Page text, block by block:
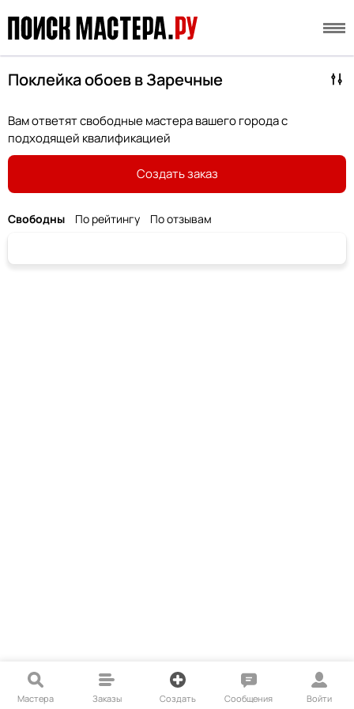
Поклейка обоев в Заречные
Вам ответят свободные мастера вашего города с
подходящей квалификацией
Создать заказ
Свободны По рейтингу По отзывам
Мастера Заказы Создать Сообщения Войти